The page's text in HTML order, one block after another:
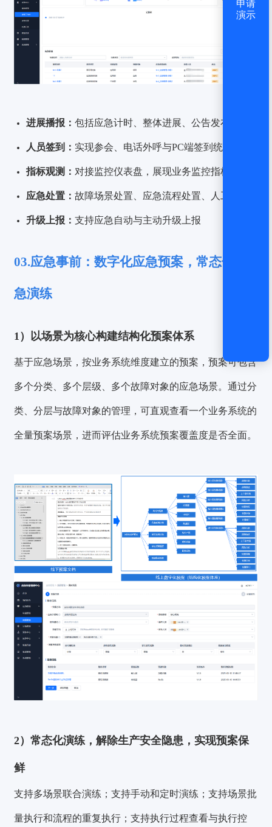
进展播报：包括应急计时、整体进展、公告发布等
人员签到： 实现参会、电话外呼与PC端签到统计
指标观测： 对接监控仪表盘，展现业务监控指标
应急处置：故障场景处置、应急流程处置、人工处置
升级上报：支持应急自动与主动升级上报
03.应急事前：数字化应急预案，常态化应
急演练
1）以场景为核心构建结构化预案体系
基于应急场景，按业务系统维度建立的预案，预案可包含
多个分类、多个层级、多个故障对象的应急场景。通过分
类、分层与故障对象的管理，可直观查看一个业务系统的
全量预案场景，进而评估业务系统预案覆盖度是否全面。
2）常态化演练，解除生产安全隐患，实现预案保
鲜
支持多场景联合演练；支持手动和定时演练；支持场景批
量执行和流程的重复执行；支持执行过程查看与执行控
申请
演示